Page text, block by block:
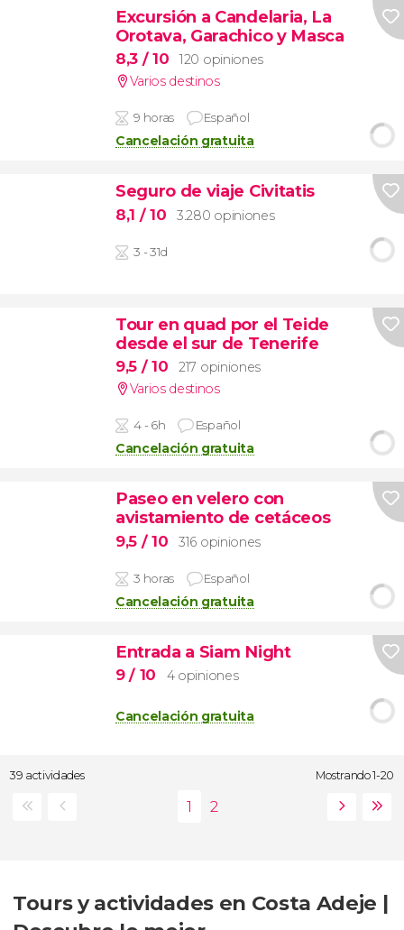
Excursión a Candelaria, La
Orotava, Garachico y Masca
8,3 / 10
120 opiniones
Varios destinos
9 horas Español
Cancelación gratuita
Seguro de viaje Civitatis
8,1 / 10 3.280 opiniones
3 - 31d
Tour en quad por el Teide
desde el sur de Tenerife
9,5 / 10
217 opiniones
Varios destinos
4 - 6h Español
Cancelación gratuita
Paseo en velero con
avistamiento de cetáceos
9,5 / 10 316 opiniones
3 horas Español
Cancelación gratuita
Entrada a Siam Night
9/ 10 4 opiniones
Cancelación gratuita
39 actividades Mostrando 1-20
Tours y actividades en Costa Adeje |